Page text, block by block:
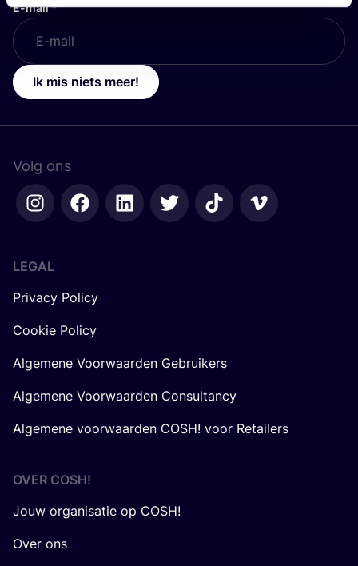
E-mail*
Ik mis niets meer!
Volg ons
LEGAL
Privacy Policy
Cookie Policy
Algemene Voorwaarden Gebruikers
Algemene Voorwaarden Consultancy
Algemene voorwaarden COSH! voor Retailers
OVER COSH!
Jouw organisatie op COSH!
Over ons